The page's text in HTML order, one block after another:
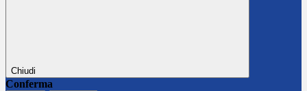
Chiudi
Conferma